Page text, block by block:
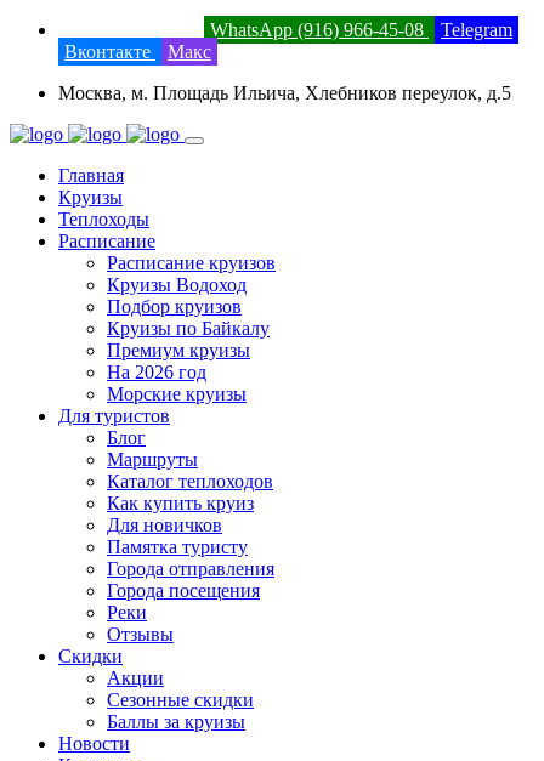
WhatsApp (916) 966-45-08
Telegram
Вконтакте
Макс
Москва, м. Площадь Ильича, Хлебников переулок, д.5
Главная
Круизы
Теплоходы
Расписание
Расписание круизов
Круизы Водоход
Подбор круизов
Круизы по Байкалу
Премиум круизы
На 2026 год
Морские круизы
Для туристов
Блог
Маршруты
Каталог теплоходов
Как купить круиз
Для новичков
Памятка туристу
Города отправления
Города посещения
Реки
Отзывы
Скидки
Акции
Сезонные скидки
Баллы за круизы
Новости